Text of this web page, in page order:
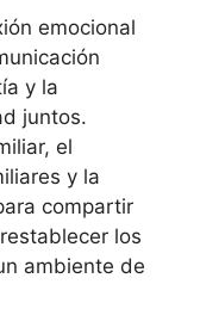
emocional
y la
juntos.
el
y la
compartir
los
ambiente de